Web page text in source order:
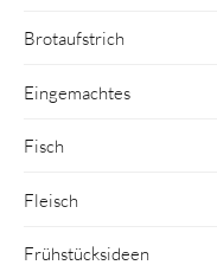
Brotaufstrich
Eingemachtes
Fisch
Fleisch
Frühstücksideen